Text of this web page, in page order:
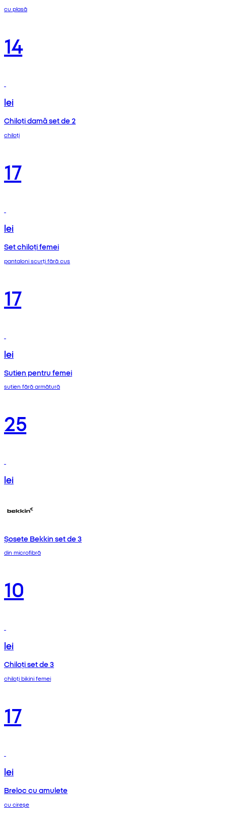
cu plasă
14
lei
Chiloți damă set de 2
chiloți
17
lei
Set chiloți femei
pantaloni scurți fără cus
17
lei
Sutien pentru femei
sutien fără armătură
25
lei
Șosete Bekkin set de 3
din microfibră
10
lei
Chiloți set de 3
chiloți bikini femei
17
lei
Breloc cu amulete
cu cireșe